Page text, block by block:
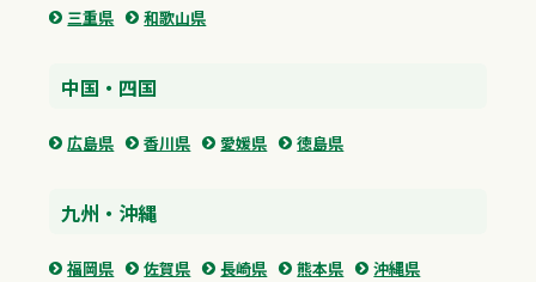
三重県
和歌山県
中国・四国
広島県 香川県 愛媛県 徳島県
九州・沖縄
福岡県 佐賀県 長崎県 熊本県 沖縄県